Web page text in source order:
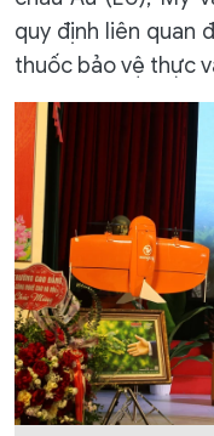
quy định liên quan
thuốc bảo vệ thực